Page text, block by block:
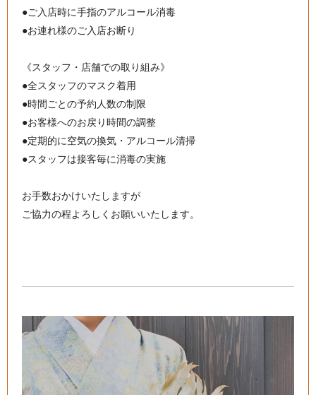
●ご入店時に手指のアルコール消毒
●お連れ様のご入店お断り
《スタッフ・店舗での取り組み》
●全スタッフのマスク着用
●時間ごとの予約人数の制限
●お客様へのお戻り時間の調整
●定期的に空気の換気・アルコール清掃
●スタッフは接客毎に消毒の実施
お手数おかけいたしますが
ご協力の程よろしくお願いいたします。